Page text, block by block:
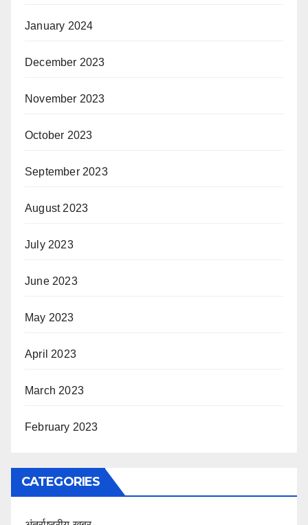
January 2024
December 2023
November 2023
October 2023
September 2023
August 2023
July 2023
June 2023
May 2023
April 2023
March 2023
February 2023
CATEGORIES